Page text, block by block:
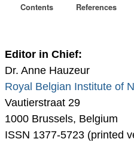
Contents References
Editor in Chief:
Dr. Anne Hauzeur
Royal Belgian Institute of
Vautierstraat 29
1000 Brussels, Belgium
ISSN 1377-5723 (printed